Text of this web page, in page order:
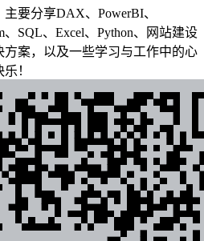
要分享DAX、PowerBI、
、SQL、Excel、Python、网站建设
案，以及一些学习与工作中的心
！